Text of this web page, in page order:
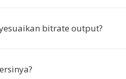
bitrate output?